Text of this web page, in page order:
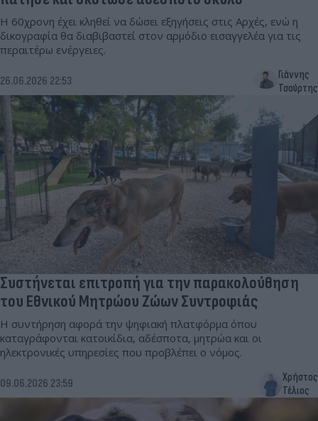
Η 60χρονη έχει κληθεί να δώσει εξηγήσεις στις Αρχές, ενώ η
δικογραφία θα διαβιβαστεί στον αρμόδιο εισαγγελέα για τις
περαιτέρω ενέργειες.
26.06.2026 22:53
Γιάννης
Τσούρτης
Συστήνεται επιτροπή για την παρακολούθηση
του Εθνικού Μητρώου Ζώων Συντροφιάς
Η συντήρηση αφορά την ψηφιακή πλατφόρμα όπου
καταγράφονται κατοικίδια, αδέσποτα, μητρώα και οι
ηλεκτρονικές υπηρεσίες που προβλέπει ο νόμος.
09.06.2026 23:59
Χρήστος
Τέλιος